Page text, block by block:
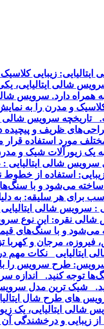
زیبایی
شالی ایتالیایی،
دارد. سرویس شالی
و مدرن را به نمایش
تاریخچه سرویس
ظریف و پیچیده
مختلف مورد استفاده
یک زیورآلات شیک و
سرویس شالی
استفاده از خطوط
می‌شود و با
برای هر سلیقه: به
شالی ایتالیایی
آبکاری می‌شود. سرویس شالی طلا: این سرویس از طلای 18
فیروزه، مرجان و
ایتالیایی نکات
طرح سرویس را
توجه کنید. اندازه
شیک ترین مدل
های طرح شال
ایتالیایی، یک
زیبایی و درخشندگی